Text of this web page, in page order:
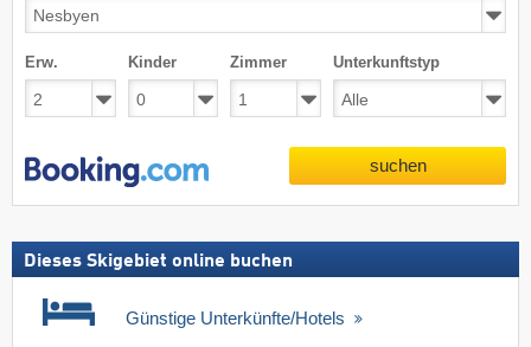
Erw. Kinder Zimmer Unterkunftstyp
suchen
Dieses Skigebiet online buchen
Günstige Unterkünfte/Hotels